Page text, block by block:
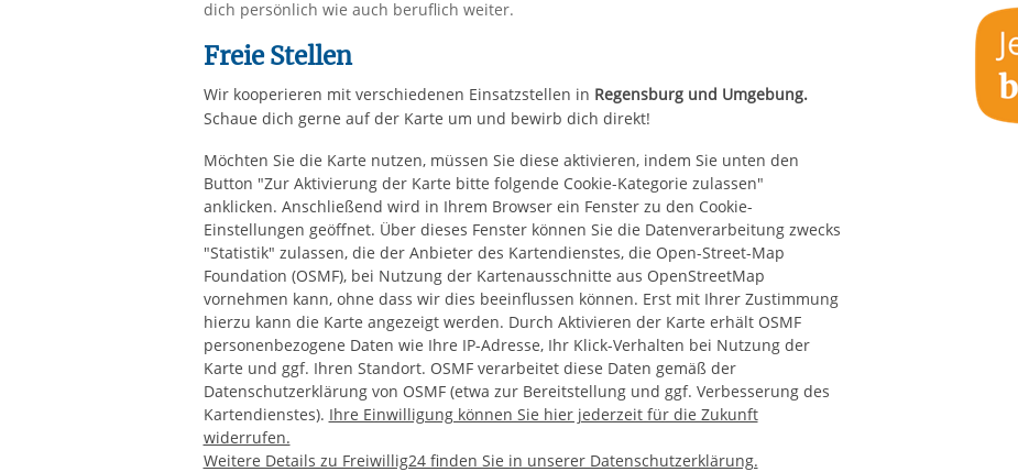
dich persönlich wie auch beruflich weiter.
Freie Stellen
Wir kooperieren mit verschiedenen Einsatzstellen in Regensburg und Umgebung.
Schaue dich gerne auf der Karte um und bewirb dich direkt!
Möchten Sie die Karte nutzen, müssen Sie diese aktivieren, indem Sie unten den
Button "Zur Aktivierung der Karte bitte folgende Cookie-Kategorie zulassen"
anklicken. Anschließend wird in Ihrem Browser ein Fenster zu den Cookie-
Einstellungen geöffnet. Über dieses Fenster können Sie die Datenverarbeitung zwecks
"Statistik" zulassen, die der Anbieter des Kartendienstes, die Open-Street-Map
Foundation (OSMF), bei Nutzung der Kartenausschnitte aus OpenStreetMap
vornehmen kann, ohne dass wir dies beeinflussen können. Erst mit Ihrer Zustimmung
hierzu kann die Karte angezeigt werden. Durch Aktivieren der Karte erhält OSMF
personenbezogene Daten wie Ihre IP-Adresse, Ihr Klick-Verhalten bei Nutzung der
Karte und ggf. Ihren Standort. OSMF verarbeitet diese Daten gemäß der
Datenschutzerklärung von OSMF (etwa zur Bereitstellung und ggf. Verbesserung des
Kartendienstes). Ihre Einwilligung können Sie hier jederzeit für die Zukunft
widerrufen.
Weitere Details zu Freiwillig24 finden Sie in unserer Datenschutzerklärung.